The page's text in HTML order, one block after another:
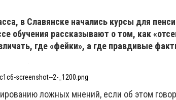
в Славянске начались курсы для
обучения рассказывают о том, как
где «фейки», а где правдивые
screenshot--2-_1200.png
ложных мнений, если об этом